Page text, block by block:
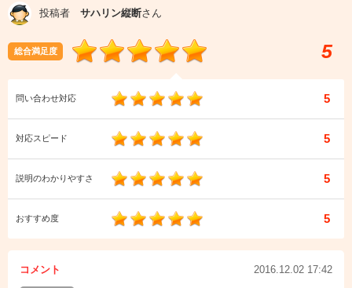
投稿者 サハリン縦断さん
総合満足度 5
問い合わせ対応 5
対応スピード 5
説明のわかりやすさ 5
おすすめ度 5
コメント 2016.12.02 17:42